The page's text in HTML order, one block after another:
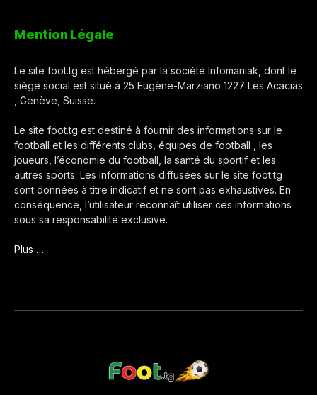
Mention Légale
Le site foot.tg est hébergé par la société Infomaniak, dont le
siège social est situé à 25 Eugène-Marziano 1227 Les Acacias
, Genève, Suisse.
Le site foot.tg est destiné à fournir des informations sur le
football et les différents clubs, équipes de football , les
joueurs, l’économie du football, la santé du sportif et les
autres sports. Les informations diffusées sur le site foot.tg
sont données à titre indicatif et ne sont pas exhaustives. En
conséquence, l’utilisateur reconnaît utiliser ces informations
sous sa responsabilité exclusive.
Plus …